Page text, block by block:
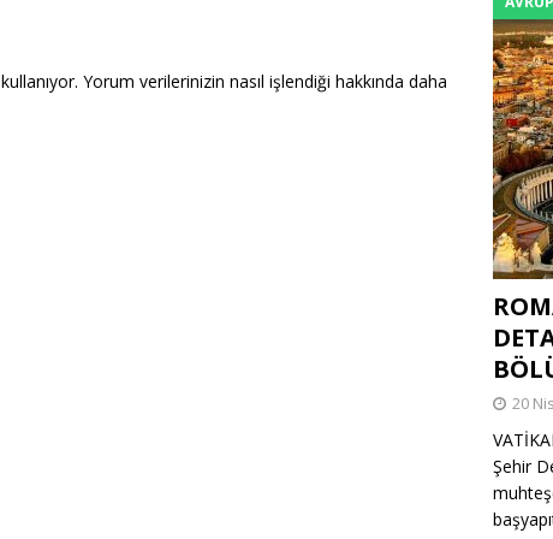
Yorum verilerinizin nasıl işlendiği hakkında daha
20
Şehir